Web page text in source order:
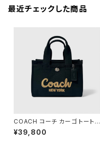
最近チェックした商品
COACH コーチ カーゴ トート 2
6
¥39,800